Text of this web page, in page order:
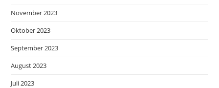
November 2023
Oktober 2023
September 2023
August 2023
Juli 2023